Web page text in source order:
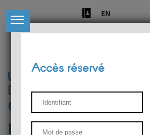
EN
Université de Liège
Département de philosophie
Centre de recherches
phénoménologiques
Accès réservé